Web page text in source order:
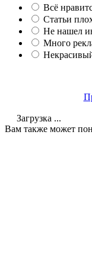
Всё
Статьи
Не нашел
Много
Загрузка ...
Вам также может